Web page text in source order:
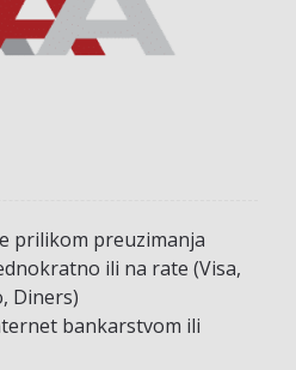
prilikom preuzimanja
ili na rate (Visa,
Diners)
bankarstvom ili